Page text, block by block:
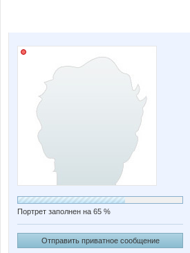
Портрет заполнен на 65 %
Отправить приватное сообщение